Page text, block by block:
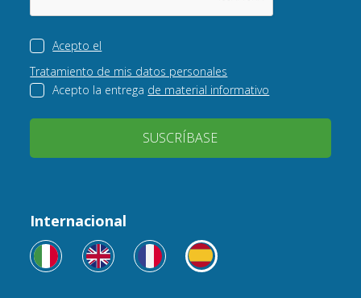
Acepto el
Tratamiento de mis datos personales
Acepto la entrega de material informativo
SUSCRÍBASE
Internacional